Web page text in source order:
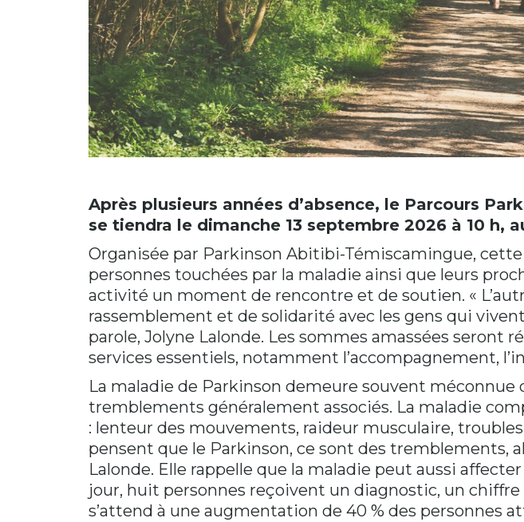
Après plusieurs années d’absence, le Parcours
se tiendra le dimanche 13 septembre 2026 à 10 h,
Organisée par Parkinson Abitibi-Témiscamingue,
personnes touchées par la maladie ainsi que leurs
activité un moment de rencontre et de soutien. «
rassemblement et de solidarité avec les gens qui
parole, Jolyne Lalonde. Les sommes amassées
services essentiels, notamment l’accompagnement,
La maladie de Parkinson demeure souvent
tremblements généralement associés. La maladie
: lenteur des mouvements, raideur musculaire,
pensent que le Parkinson, ce sont des tremblements,
Lalonde. Elle rappelle que la maladie peut aussi
jour, huit personnes reçoivent un diagnostic, un
s’attend à une augmentation de 40 % des personnes